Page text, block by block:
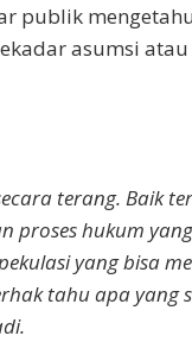
publik
asumsi
terang. Baik
proses hukum
yang bisa
tahu apa yang